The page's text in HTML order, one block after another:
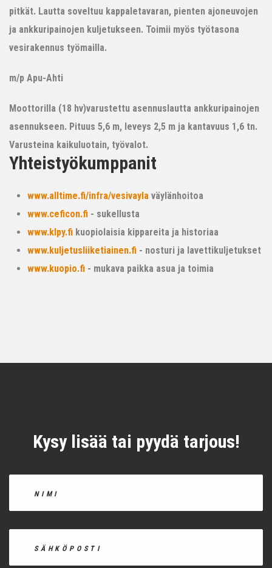
pitkät. Lautta soveltuu kappaletavaran, pienten ajoneuvojen
ja ankkuripainojen kuljetukseen. Toimii myös työtasona
vesirakennus työmailla.
m/p Apu-Ahti
Moottorilla (18 hv)varustettu asennuslautta ankkuripainojen
asennukseen. Pituus 5,6 m, leveys 2,5 m ja kantavuus 1,6 tn.
Varusteina kaikuluotain, työvalot.
Yhteistyökumppanit
www.alltime.fi/infra/vesivayla väylänhoitoa
www.ceficon.fi - sukellusta
www.klpy.fi kuopiolaisia kippareita ja historiaa
www.kuljetusliiketiainen.fi - nosturi ja lavettikuljetukset
www.kuopio.fi - mukava paikka asua ja toimia
Kysy lisää tai pyydä tarjous!